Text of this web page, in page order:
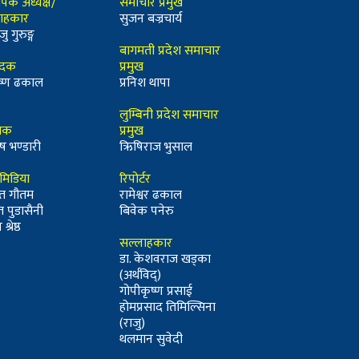
गुरुङ्ग
ढकाल
भण्डारी
गौतम
पुडासैनी
सुजन बज्रचार्य
बागमती प्रदेश समाचार
प्रमुख
प्रनिश थापा
लुम्बिनी प्रदेश समाचार
प्रमुख
ऋिषिराज भुसाल
रिपोर्टर
रामेश्वर ढकाल
बिवेक पनेरु
सल्लाहकार
डा. केशवराज खड्का
(अर्थविद्)
गोपीकृष्ण प्रसाई
होमप्रसाद तिमिल्सिना
(राजु)
थलमान सुवेदी